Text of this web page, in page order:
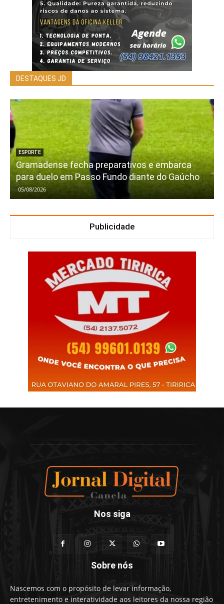
DESTAQUES JD
ESPORTE
Gramadense fecha preparativos e embarca
para duelo em Passo Fundo diante do Gaúcho
05/08/2026
Publicidade
Nos siga
Sobre nós
Nascemos com o propósito de levar informação,
entretenimento e interatividade aos leitores da nossa região